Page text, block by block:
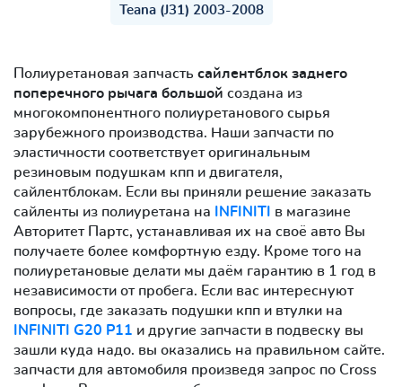
Teana (J31) 2003-2008
Полиуретановая запчасть сайлентблок заднего
поперечного рычага большой создана из
многокомпонентного полиуретанового сырья
зарубежного производства. Наши запчасти по
эластичности соответствует оригинальным
резиновым подушкам кпп и двигателя,
сайлентблокам. Если вы приняли решение заказать
сайленты из полиуретана на
INFINITI
в магазине
Авторитет Партс, устанавливая их на своё авто Вы
получаете более комфортную езду. Кроме того на
полиуретановые делати мы даём гарантию в 1 год в
независимости от пробега. Если вас интереснуют
вопросы, где заказать подушки кпп и втулки на
INFINITI G20 P11 и другие запчасти в подвеску вы
зашли куда надо. вы оказались на правильном сайте.
запчасти для автомобиля произведя запрос по Cross